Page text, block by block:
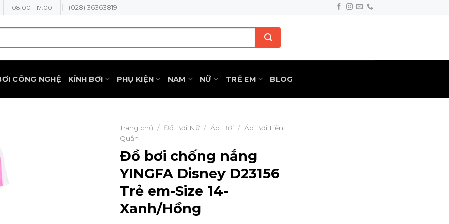
08:00 - 17:00 (028) 36363819
CÔNG NGHỆ KÍNH BƠI PHỤ KIỆN NAM NỮ TRẺ EM BLOG
Trang chủ / Đồ Bơi Nữ / Áo Bơi / Áo Bơi Liền
Quần
Đồ bơi chống nắng
YINGFA Disney D23156
Trẻ em-Size 14-
Xanh/Hồng